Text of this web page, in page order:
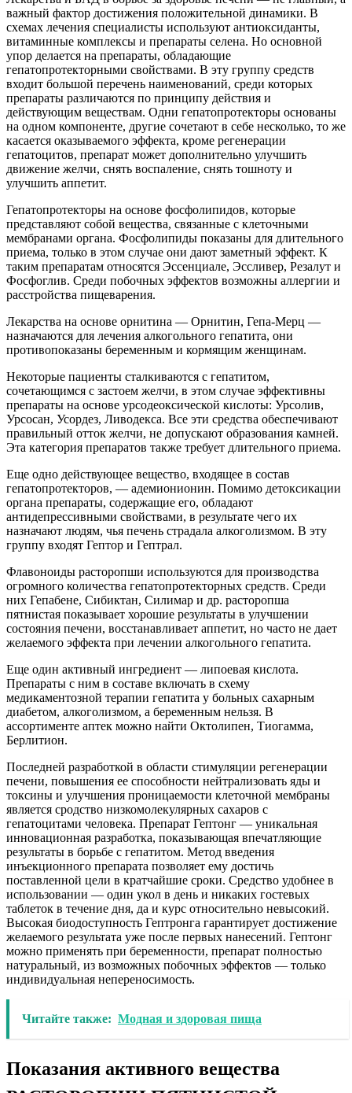
важный фактор достижения положительной динамики. В
схемах лечения специалисты используют антиоксиданты,
витаминные комплексы и препараты селена. Но основной
упор делается на препараты, обладающие
гепатопротекторными свойствами. В эту группу средств
входит большой перечень наименований, среди которых
препараты различаются по принципу действия и
действующим веществам. Одни гепатопротекторы основаны
на одном компоненте, другие сочетают в себе несколько, то же
касается оказываемого эффекта, кроме регенерации
гепатоцитов, препарат может дополнительно улучшить
движение желчи, снять воспаление, снять тошноту и
улучшить аппетит.
Гепатопротекторы на основе фосфолипидов, которые
представляют собой вещества, связанные с клеточными
мембранами органа. Фосфолипиды показаны для длительного
приема, только в этом случае они дают заметный эффект. К
таким препаратам относятся Эссенциале, Эссливер, Резалут и
Фосфоглив. Среди побочных эффектов возможны аллергии и
расстройства пищеварения.
Лекарства на основе орнитина — Орнитин, Гепа-Мерц —
назначаются для лечения алкогольного гепатита, они
противопоказаны беременным и кормящим женщинам.
Некоторые пациенты сталкиваются с гепатитом,
сочетающимся с застоем желчи, в этом случае эффективны
препараты на основе урсодеоксической кислоты: Урсолив,
Урсосан, Усордез, Ливодекса. Все эти средства обеспечивают
правильный отток желчи, не допускают образования камней.
Эта категория препаратов также требует длительного приема.
Еще одно действующее вещество, входящее в состав
гепатопротекторов, — адемионионин. Помимо детоксикации
органа препараты, содержащие его, обладают
антидепрессивными свойствами, в результате чего их
назначают людям, чья печень страдала алкоголизмом. В эту
группу входят Гептор и Гептрал.
Флавоноиды расторопши используются для производства
огромного количества гепатопротекторных средств. Среди
них Гепабене, Сибиктан, Силимар и др. расторопша
пятнистая показывает хорошие результаты в улучшении
состояния печени, восстанавливает аппетит, но часто не дает
желаемого эффекта при лечении алкогольного гепатита.
Еще один активный ингредиент — липоевая кислота.
Препараты с ним в составе включать в схему
медикаментозной терапии гепатита у больных сахарным
диабетом, алкоголизмом, а беременным нельзя. В
ассортименте аптек можно найти Октолипен, Тиогамма,
Берлитион.
Последней разработкой в ​​области стимуляции регенерации
печени, повышения ее способности нейтрализовать яды и
токсины и улучшения проницаемости клеточной мембраны
является сродство низкомолекулярных сахаров с
гепатоцитами человека. Препарат Гептонг — уникальная
инновационная разработка, показывающая впечатляющие
результаты в борьбе с гепатитом. Метод введения
инъекционного препарата позволяет ему достичь
поставленной цели в кратчайшие сроки. Средство удобнее в
использовании — один укол в день и никаких гостевых
таблеток в течение дня, да и курс относительно невысокий.
Высокая биодоступность Гептронга гарантирует достижение
желаемого результата уже после первых нанесений. Гептонг
можно применять при беременности, препарат полностью
натуральный, из возможных побочных эффектов — только
индивидуальная непереносимость.
Читайте также: Модная и здоровая пища
Показания активного вещества